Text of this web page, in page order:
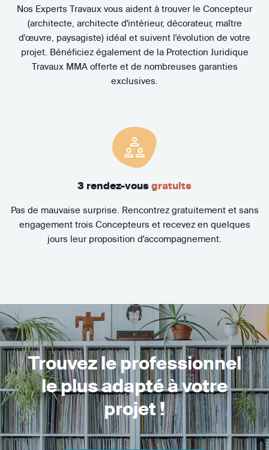
Nos Experts Travaux vous aident à trouver le Concepteur
(architecte, architecte d'intérieur, décorateur, maître
d'œuvre, paysagiste) idéal et suivent l'évolution de votre
projet. Bénéficiez également de la Protection Juridique
Travaux MMA offerte et de nombreuses garanties
exclusives.
3 rendez-vous gratuits
Pas de mauvaise surprise. Rencontrez gratuitement et sans
engagement trois Concepteurs et recevez en quelques
jours leur proposition d'accompagnement.
Trouvez le professionnel
le plus adapté à votre
projet !